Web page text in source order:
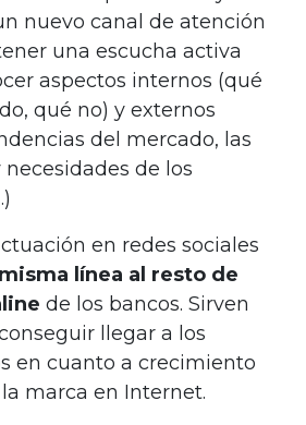
nuevo canal de atención
una escucha activa
aspectos internos (qué
qué no) y externos
del mercado, las
de los
en redes sociales
misma línea al resto de
de los bancos. Sirven
llegar a los
en cuanto a crecimiento
marca en Internet.